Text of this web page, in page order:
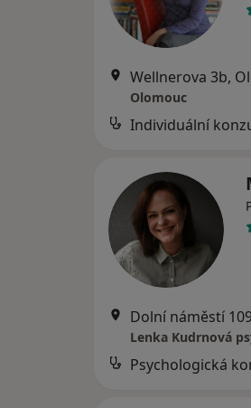
Wellnerova 3b,
Olomouc
Individuální
Dolní náměstí
Lenka Kudrnová
Psychologická